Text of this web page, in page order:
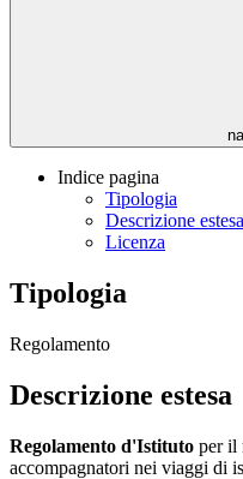
Indice pagina
Tipologia
Descrizione estesa
Licenza
Tipologia
Regolamento
Descrizione estesa
Regolamento d'Istituto per il
accompagnatori nei viaggi di